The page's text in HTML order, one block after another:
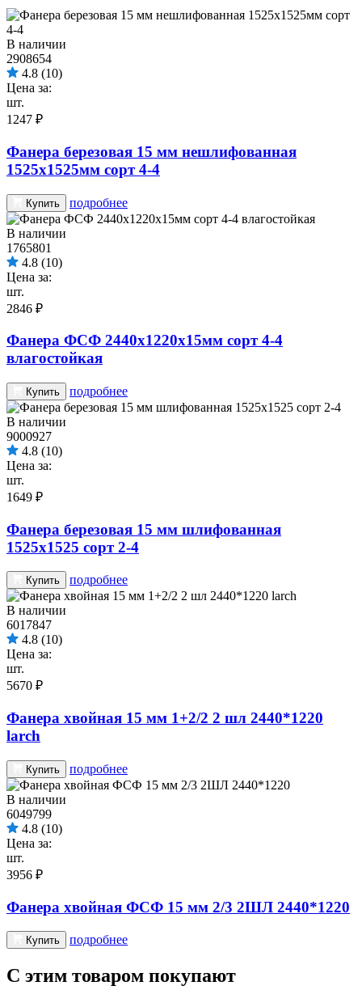
В наличии
2908654
4.8 (10)
Цена за:
шт.
1247 ₽
Фанера березовая 15 мм нешлифованная
1525х1525мм сорт 4-4
Купить подробнее
В наличии
1765801
4.8 (10)
Цена за:
шт.
2846 ₽
Фанера ФСФ 2440х1220х15мм сорт 4-4
влагостойкая
Купить подробнее
В наличии
9000927
4.8 (10)
Цена за:
шт.
1649 ₽
Фанера березовая 15 мм шлифованная
1525х1525 сорт 2-4
Купить подробнее
В наличии
6017847
4.8 (10)
Цена за:
шт.
5670 ₽
Фанера хвойная 15 мм 1+2/2 2 шл 2440*1220
larch
Купить подробнее
В наличии
6049799
4.8 (10)
Цена за:
шт.
3956 ₽
Фанера хвойная ФСФ 15 мм 2/3 2ШЛ 2440*1220
Купить подробнее
С этим товаром покупают